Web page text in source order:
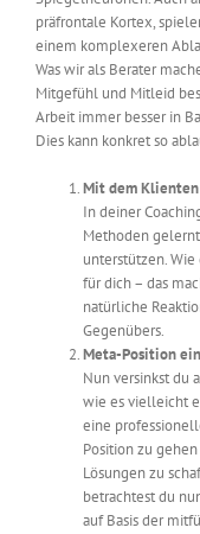
präfrontale Kortex,
einem komplexeren
Was wir als Berater
Mitgefühl und Mitleid
Arbeit immer besser in
Dies kann konkret so
Mit dem
In deiner
Methoden
unterstützen.
für dich – das
natürliche
Gegenübers.
Meta-Position
Nun versinkst du
wie es vielleicht
eine
Position zu
Lösungen zu
betrachtest du
auf Basis der